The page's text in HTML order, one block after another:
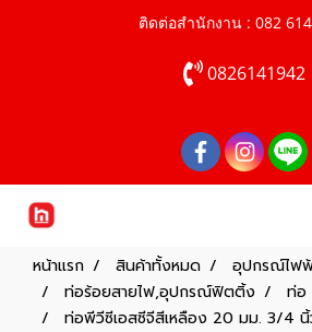
ติดต่อสำนักงาน : 082
0826141942
หน้าแรก สินค้าทั้งหมด
อุปกรณ์ไฟฟ้
ท่อร้อยสายไฟ,อุปกรณ์ฟิตติ้ง
ท่อ
ท่อพีวีซีเอสซีจีสีเหลือง 20 มม. 3/4